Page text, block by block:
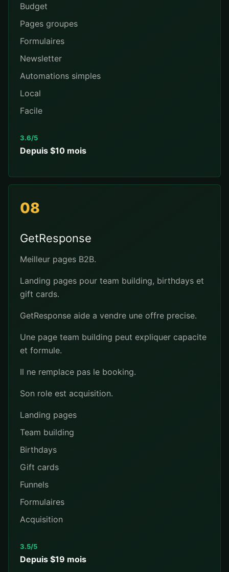
Budget
Pages groupes
Formulaires
Newsletter
Automations simples
Local
Facile
3.6/5
Depuis $10 mois
08
GetResponse
Meilleur pages B2B.
Landing pages pour team building, birthdays et
gift cards.
GetResponse aide a vendre une offre precise.
Une page team building peut expliquer capacite
et formule.
Il ne remplace pas le booking.
Son role est acquisition.
Landing pages
Team building
Birthdays
Gift cards
Funnels
Formulaires
Acquisition
3.5/5
Depuis $19 mois